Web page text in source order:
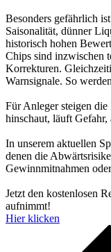
Besonders gefährlich
Saisonalität, dünner
historisch hohen
Chips sind inzwischen
Korrekturen.
Warnsignale. So
Für Anleger steigen
hinschaut, läuft
In unserem aktuellen
denen die
Gewinnmitnahmen
Jetzt den kostenlosen
aufnimmt!
Hier klicken